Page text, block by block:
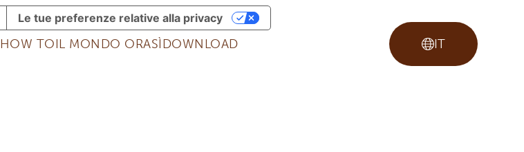
HOW TOIL MONDO ORASÌDOWNLOAD IT
Le tue preferenze relative alla privacy